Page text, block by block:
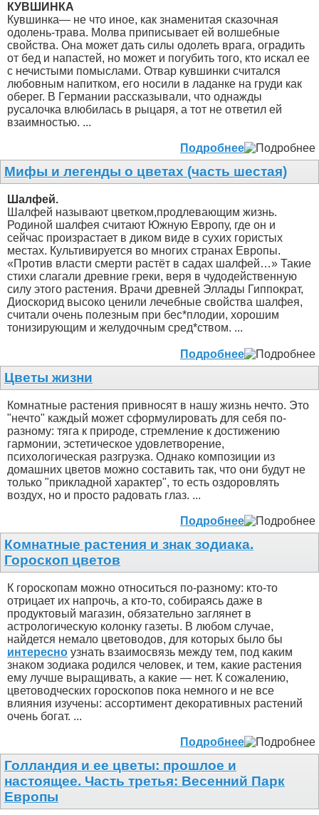
КУВШИНКА
Кувшинка— не что иное, как знаменитая сказочная
одолень-трава. Молва приписывает ей волшебные
свойства. Она может дать силы одолеть врага, оградить
от бед и напастей, но может и погубить того, кто искал ее
с нечистыми помыслами. Отвар кувшинки считался
любовным напитком, его носили в ладанке на груди как
оберег. В Германии рассказывали, что однажды
русалочка влюбилась в рыцаря, а тот не ответил ей
взаимностью. ...
Подробнее
Мифы и легенды о цветах (часть шестая)
Шалфей.
Шалфей называют цветком,продлевающим жизнь.
Родиной шалфея считают Южную Европу, где он и
сейчас произрастает в диком виде в сухих гористых
местах. Культивируется во многих странах Европы.
«Против власти смерти растёт в садах шалфей…» Такие
стихи слагали древние греки, веря в чудодейственную
силу этого растения. Врачи древней Эллады Гиппократ,
Диоскорид высоко ценили лечебные свойства шалфея,
считали очень полезным при бес*плодии, хорошим
тонизирующим и желудочным сред*ством. ...
Подробнее
Цветы жизни
Комнатные растения привносят в нашу жизнь нечто. Это
"нечто" каждый может сформулировать для себя по-
разному: тяга к природе, стремление к достижению
гармонии, эстетическое удовлетворение,
психологическая разгрузка. Однако композиции из
домашних цветов можно составить так, что они будут не
только "прикладной характер", то есть оздоровлять
воздух, но и просто радовать глаз. ...
Подробнее
Комнатные растения и знак зодиака.
Гороскоп цветов
К гороскопам можно относиться по-разному: кто-то
отрицает их напрочь, а кто-то, собираясь даже в
продуктовый магазин, обязательно заглянет в
астрологическую колонку газеты. В любом случае,
найдется немало цветоводов, для которых было бы
интересно узнать взаимосвязь между тем, под каким
знаком зодиака родился человек, и тем, какие растения
ему лучше выращивать, а какие — нет. К сожалению,
цветоводческих гороскопов пока немного и не все
влияния изучены: ассортимент декоративных растений
очень богат. ...
Подробнее
Голландия и ее цветы: прошлое и
настоящее. Часть третья: Весенний Парк
Европы